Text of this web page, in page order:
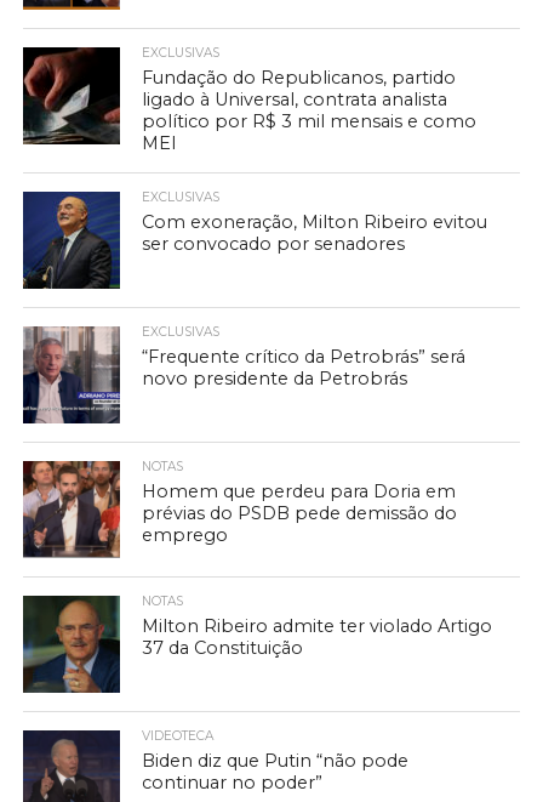
EXCLUSIVAS
Fundação do Republicanos, partido
ligado à Universal, contrata analista
político por R$ 3 mil mensais e como
MEI
EXCLUSIVAS
Com exoneração, Milton Ribeiro evitou
ser convocado por senadores
EXCLUSIVAS
“Frequente crítico da Petrobrás” será
novo presidente da Petrobrás
NOTAS
Homem que perdeu para Doria em
prévias do PSDB pede demissão do
emprego
NOTAS
Milton Ribeiro admite ter violado Artigo
37 da Constituição
VIDEOTECA
Biden diz que Putin “não pode
continuar no poder”